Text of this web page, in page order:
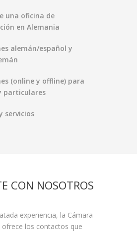
una oficina de
en Alemania
alemán/español y
(online y offline) para
particulares
servicios
CON NOSOTROS
experiencia, la Cámara
ofrece los contactos que